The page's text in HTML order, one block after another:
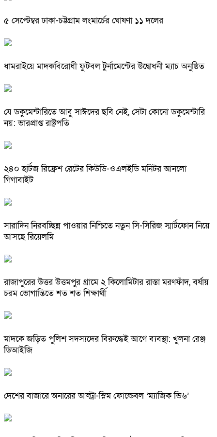
৫ সেপ্টেম্বর ঢাকা-চট্টগ্রাম লংমার্চের ঘোষণা ১১ দলের
ধামরাইয়ে মাদকবিরোধী ফুটবল টুর্নামেন্টের উদ্বোধনী ম্যাচ অনুষ্ঠিত
যে ডকুমেন্টারিতে আবু সাঈদের ছবি নেই, সেটা কোনো ডকুমেন্টারি
নয়: ভারপ্রাপ্ত রাষ্ট্রপতি
২৪০ হার্টজ রিফ্রেশ রেটের কিউডি-ওএলইডি মনিটর আনলো
গিগাবাইট
সারাদিন নিরবচ্ছিন্ন পাওয়ার নিশ্চিতে নতুন সি-সিরিজ স্মার্টফোন নিয়ে
আসছে রিয়েলমি
রাজাপুরের উত্তর উত্তমপুর গ্রামে ২ কিলোমিটার রাস্তা মরণফাঁদ, বর্ষায়
চরম ভোগান্তিতে শত শত শিক্ষার্থী
মাদকে জড়িত পুলিশ সদস্যদের বিরুদ্ধেই আগে ব্যবস্থা: খুলনা রেঞ্জ
ডিআইজি
দেশের বাজারে অনারের আল্ট্রা-স্লিম ফোল্ডেবল ‘ম্যাজিক ভি৬’